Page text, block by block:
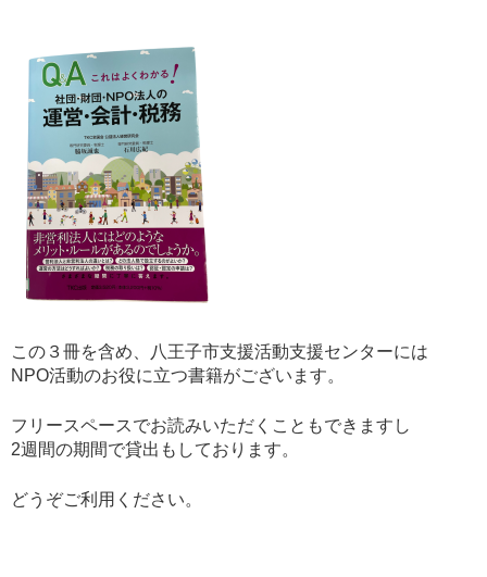
この３冊を含め、八王子市支援活動支援センターには
NPO活動のお役に立つ書籍がございます。
フリースペースでお読みいただくこともできますし
2週間の期間で貸出もしております。
どうぞご利用ください。